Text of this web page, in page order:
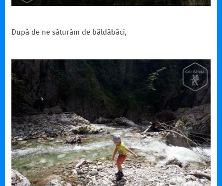
După de ne săturăm de bâldâbâci,